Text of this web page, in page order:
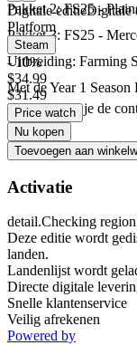
Pakket 2: FS25 -
Pakket 3: FS25 -
Uitbreiding: Farming
Met de Year 1
dan wanneer je de
25%!
Digitale editieDigitale
Platform
Steam
- 10%
$34.99
$31.49
Price watch
Nu kopen
Toevoegen aan
Activatie
detail.Checking
Deze editie wordt
landen.
Landenlijst wordt
Directe digitale
Snelle klantenservice
Veilig afrekenen
Powered by